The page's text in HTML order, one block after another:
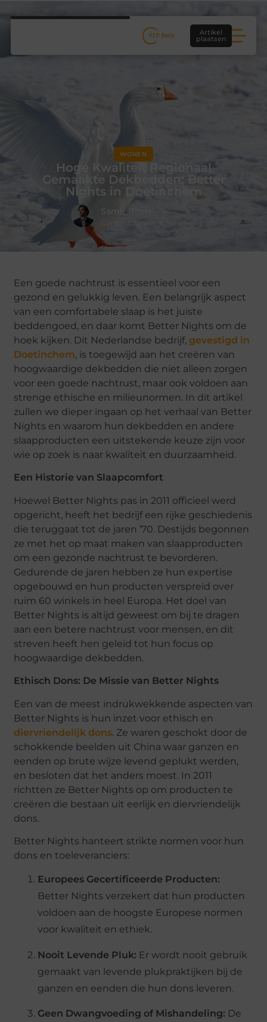
Artikel
plaatsen
WONEN
Hoge Kwaliteit Regionaal
Gemaakte Dekbedden: Better
Nights in Doetinchem
Samir Blom
Contentcurator & Schrijver
Een goede nachtrust is essentieel voor een
gezond en gelukkig leven. Een belangrijk aspect
van een comfortabele slaap is het juiste
beddengoed, en daar komt Better Nights om de
hoek kijken. Dit Nederlandse bedrijf,gevestigd in
Doetinchem, is toegewijd aan het creëren van
hoogwaardige dekbedden die niet alleen zorgen
voor een goede nachtrust, maar ook voldoen aan
strenge ethische en milieunormen. In dit artikel
zullen we dieper ingaan op het verhaal van Better
Nights en waarom hun dekbedden en andere
slaapproducten een uitstekende keuze zijn voor
wie op zoek is naar kwaliteit en duurzaamheid.
Een Historie van Slaapcomfort
Hoewel Better Nights pas in 2011 officieel werd
opgericht, heeft het bedrijf een rijke geschiedenis
die teruggaat tot de jaren ’70. Destijds begonnen
ze met het op maat maken van slaapproducten
om een gezonde nachtrust te bevorderen.
Gedurende de jaren hebben ze hun expertise
opgebouwd en hun producten verspreid over
ruim 60 winkels in heel Europa. Het doel van
Better Nights is altijd geweest om bij te dragen
aan een betere nachtrust voor mensen, en dit
streven heeft hen geleid tot hun focus op
hoogwaardige dekbedden.
Ethisch Dons: De Missie van Better Nights
Een van de meest indrukwekkende aspecten van
Better Nights is hun inzet voor ethisch en
diervriendelijk dons. Ze waren geschokt door de
schokkende beelden uit China waar ganzen en
eenden op brute wijze levend geplukt werden,
en besloten dat het anders moest. In 2011
richtten ze Better Nights op om producten te
creëren die bestaan uit eerlijk en diervriendelijk
dons.
Better Nights hanteert strikte normen voor hun
dons en toeleveranciers:
Europees Gecertificeerde Producten:
Better Nights verzekert dat hun producten
voldoen aan de hoogste Europese normen
voor kwaliteit en ethiek.
Nooit Levende Pluk: Er wordt nooit gebruik
gemaakt van levende plukpraktijken bij de
ganzen en eenden die hun dons leveren.
Geen Dwangvoeding of Mishandeling: De